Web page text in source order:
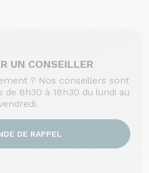
UN CONSEILLER
? Nos conseillers sont
de 8h30 à 18h30 du lundi au
DE RAPPEL